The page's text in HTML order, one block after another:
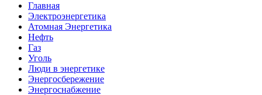
Главная
Электроэнергетика
Атомная Энергетика
Нефть
Газ
Уголь
Люди в энергетике
Энергосбережение
Энергоснабжение